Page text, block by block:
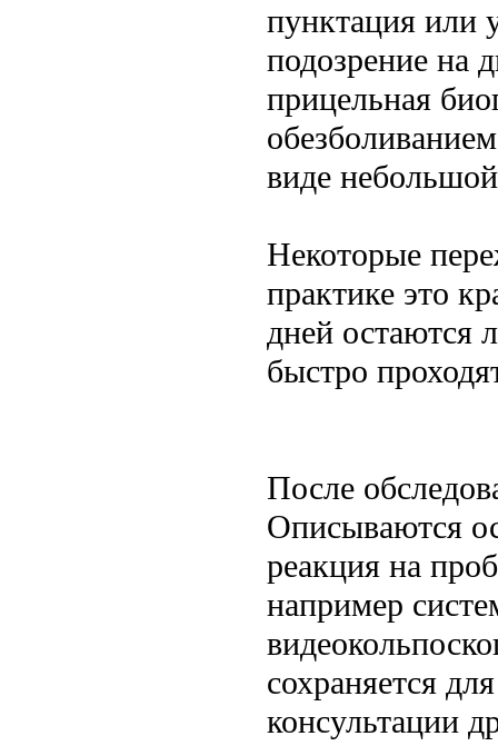
пунктация или
подозрение на
прицельная
виде
Некоторые
практике это
дней остаются
быстро
После
Описываются
реакция на
например
сохраняется
консультации